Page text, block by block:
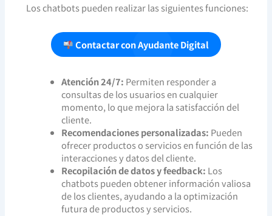
Los chatbots pueden realizar las siguientes funciones:
Contactar con Ayudante Digital
Atención 24/7: Permiten responder a
consultas de los usuarios en cualquier
momento, lo que mejora la satisfacción del
cliente.
Recomendaciones personalizadas: Pueden
ofrecer productos o servicios en función de las
interacciones y datos del cliente.
Recopilación de datos y feedback: Los
chatbots pueden obtener información valiosa
de los clientes, ayudando a la optimización
futura de productos y servicios.